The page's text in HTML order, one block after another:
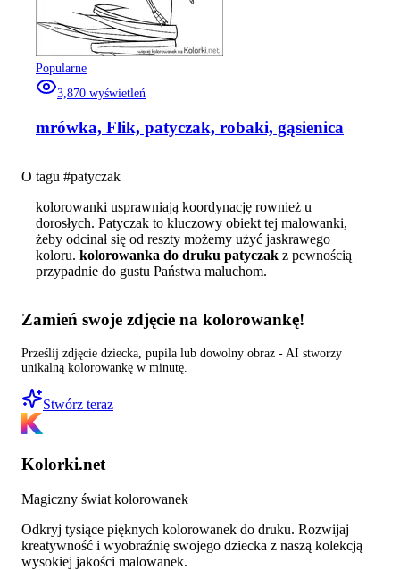
Popularne
3,870 wyświetleń
mrówka, Flik, patyczak, robaki, gąsienica
O tagu #patyczak
kolorowanki usprawniają koordynację rownież u
dorosłych. Patyczak to kluczowy obiekt tej malowanki,
żeby odcinał się od reszty możemy użyć jaskrawego
koloru. kolorowanka do druku patyczak z pewnością
przypadnie do gustu Państwa maluchom.
Zamień swoje zdjęcie na kolorowankę!
Prześlij zdjęcie dziecka, pupila lub dowolny obraz - AI stworzy
unikalną kolorowankę w minutę.
Stwórz teraz
Kolorki.net
Magiczny świat kolorowanek
Odkryj tysiące pięknych kolorowanek do druku. Rozwijaj
kreatywność i wyobraźnię swojego dziecka z naszą kolekcją
wysokiej jakości malowanek.